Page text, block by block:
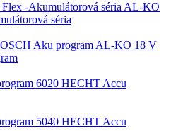
AL-KO
séria
AL-KO 18 V
HECHT Accu
HECHT Accu